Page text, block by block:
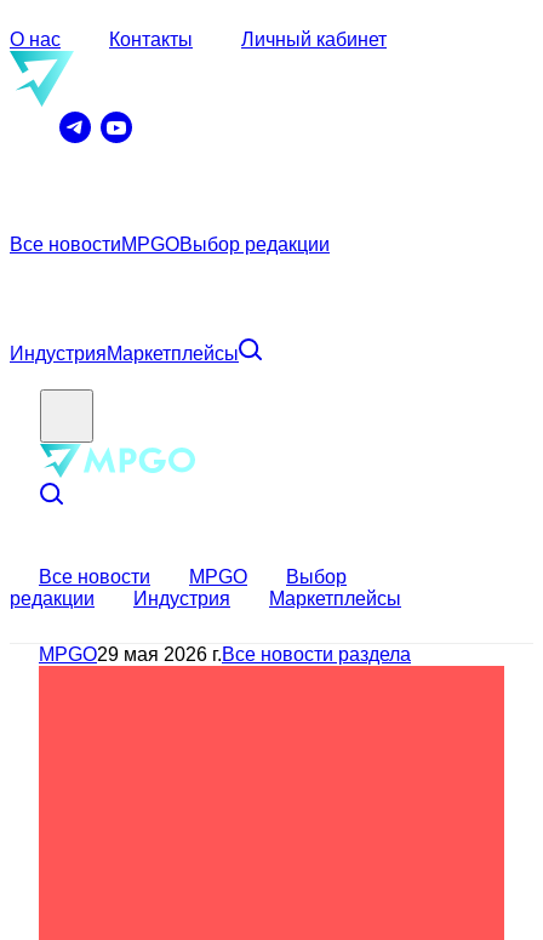
О нас Контакты Личный кабинет
Все новостиMPGOВыбор редакции
ИндустрияМаркетплейсы
Все новости MPGO
Выбор
редакции
Индустрия Маркетплейсы
MPGO29 мая 2026 г.Все новости раздела